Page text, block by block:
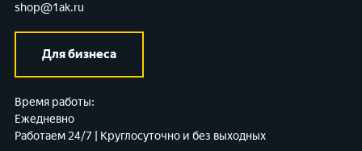
shop@1ak.ru
Для бизнеса
Время работы:
Ежедневно
Работаем 24/7 | Круглосуточно и без выходных